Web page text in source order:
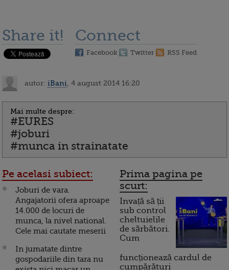
Share it! Connect
Facebook Twitter RSS Feed
autor: iBani , 4 august 2014 16:20
Mai multe despre:
#EURES
#joburi
#munca in strainatate
Pe acelasi subiect:
Joburi de vara.
Angajatorii ofera aproape
14.000 de locuri de
munca, la nivel national.
Cele mai cautate meserii
In jumatate dintre
gospodariile din tara nu
Prima pagina pe
scurt:
Invață să ții
sub control
cheltuielile
de sărbători.
Cum
funcționează cardul de
cumpărături